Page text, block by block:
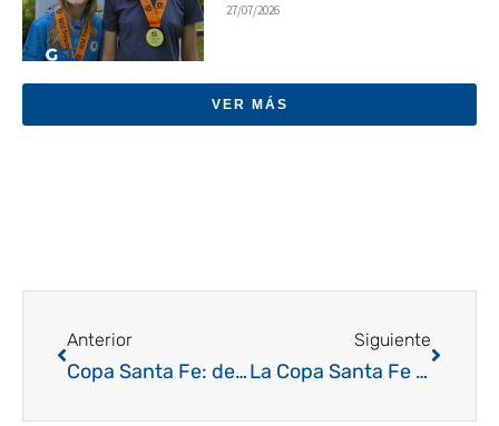
27/07/2026
VER MÁS
Anterior
Copa Santa Fe: de local y con solvencia, El Paso se consagró campeón en esta histórica primera edición
Siguiente
La Copa Santa Fe resuena todavía, tras una tremenda final que invita a crecer: Norberto Gruffat y Marcela Aeberhard hacen su positiv balance